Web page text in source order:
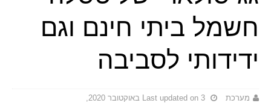
חשמל ביתי חינם וגם
ידידותי לסביבה
מערכת